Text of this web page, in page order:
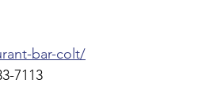
bar-colt/
7113